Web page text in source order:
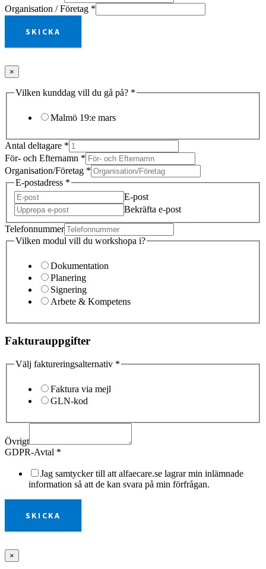
Organisation / Företag *
SKICKA
×
Vilken kunddag vill du gå på? *
Malmö 19:e mars
Antal deltagare *
För- och Efternamn *
Organisation/Företag *
E-postadress *
E-post
Bekräfta e-post
Telefonnummer
Vilken modul vill du workshopa i?
Dokumentation
Planering
Signering
Arbete & Kompetens
Fakturauppgifter
Välj faktureringsalternativ *
Faktura via mejl
GLN-kod
Övrigt
GDPR-Avtal *
Jag samtycker till att alfaecare.se lagrar min inlämnade
information så att de kan svara på min förfrågan.
SKICKA
×